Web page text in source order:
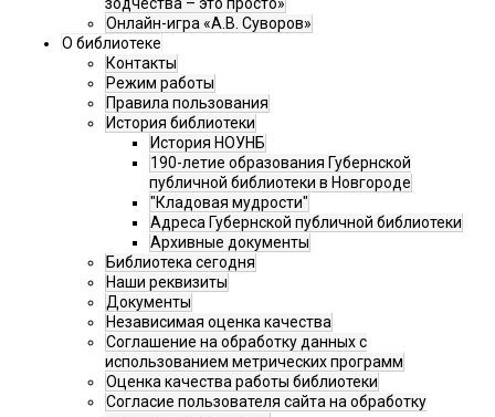
зодчества – это просто»
Онлайн-игра «А.В. Суворов»
О библиотеке
Контакты
Режим работы
Правила пользования
История библиотеки
История НОУНБ
190-летие образования Губернской
публичной библиотеки в Новгороде
"Кладовая мудрости"
Адреса Губернской публичной библиотеки
Архивные документы
Библиотека сегодня
Наши реквизиты
Документы
Независимая оценка качества
Соглашение на обработку данных с
использованием метрических программ
Оценка качества работы библиотеки
Согласие пользователя сайта на обработку